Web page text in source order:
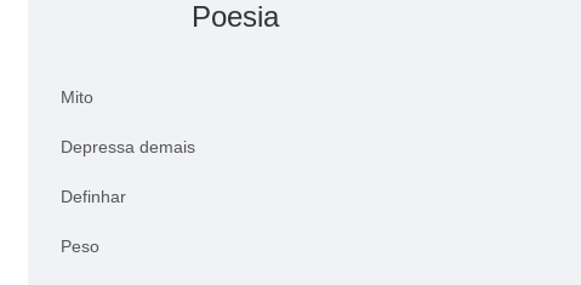
Poesia
Mito
Depressa demais
Definhar
Peso